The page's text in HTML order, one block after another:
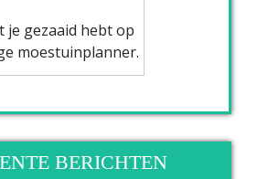
je gezaaid hebt op
moestuinplanner.
BERICHTEN